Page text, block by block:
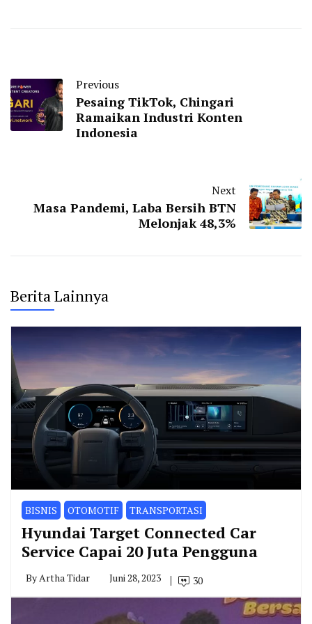
Previous
Pesaing TikTok, Chingari
Ramaikan Industri Konten
Indonesia
Next
Masa Pandemi, Laba Bersih BTN
Melonjak 48,3%
Berita Lainnya
BISNIS OTOMOTIF TRANSPORTASI
Hyundai Target Connected Car
Service Capai 20 Juta Pengguna
ByArtha Tidar Juni 28, 2023 30